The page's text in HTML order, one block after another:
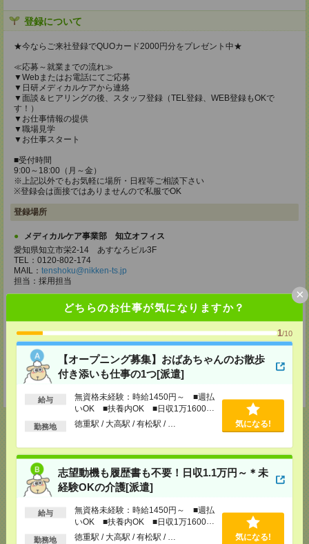
どちらのお仕事が気になりますか？
1/10
【オープニング募集】おばあちゃんのお散歩
付き添いも仕事の1つ[派遣]
給与
無資格未経験：時給1450円～ ■週払
いOK ■扶養内OK ■日収1万1600円
以上
勤務地 徳重駅 / 大高駅 / 有松駅 / … 気になる!
志望動機も履歴書も不要！日収1.1万円～＊未
経験OKの介護[派遣]
給与
無資格未経験：時給1450円～ ■週払
いOK ■扶養内OK ■日収1万1600円
以上
勤務地 徳重駅 / 大高駅 / 有松駅 / … 気になる!
×
登録について
★今ならご来社登録でQUOカード2000円分をプレゼント中★
≪応募～就業までの流れ≫
▼Webまたはお電話にてご応募
▼日研メディカルケアから連絡
▼面談＆ヒアリングの後、スタッフ登録（TEL登録、WEB登録もOKで
す！）
▼お仕事情報の提供
▼職場見学
▼お仕事スタート
■受付時間
9:00～18:00（月～金）
※上記以外でもお気軽に場所・日程等ご相談下さい
※登録会は面接ではありませんので私服でOK
登録場所
メディカルケア事業部 知立オフィス
愛知県知立市栄2-14 あすなろビル3F
TEL：0120-802-174
MAIL： tenshoku@nikken-ts.jp
担当：採用担当
メディカルケア事業部 名古屋オフィス
愛知県名古屋市西区牛島町2-5 TOMITA.BLD 4階
MAIL：tenshoku@nikken-ts.jp
担当：採用担当
登録交通費
応募ページへ
気になる！ 電話応募